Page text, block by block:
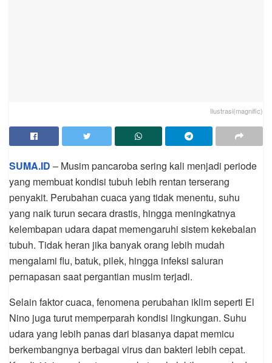
Ilustrasi(magnific)
SUMA.ID – Musim pancaroba sering kali menjadi periode
yang membuat kondisi tubuh lebih rentan terserang
penyakit. Perubahan cuaca yang tidak menentu, suhu
yang naik turun secara drastis, hingga meningkatnya
kelembapan udara dapat memengaruhi sistem kekebalan
tubuh. Tidak heran jika banyak orang lebih mudah
mengalami flu, batuk, pilek, hingga infeksi saluran
pernapasan saat pergantian musim terjadi.
Selain faktor cuaca, fenomena perubahan iklim seperti El
Nino juga turut memperparah kondisi lingkungan. Suhu
udara yang lebih panas dari biasanya dapat memicu
berkembangnya berbagai virus dan bakteri lebih cepat.